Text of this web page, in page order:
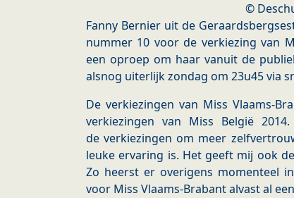
©
Fanny Bernier uit de
nummer 10 voor de verkiezing van
een oproep om haar vanuit de
alsnog uiterlijk zondag om 23u45 via
De verkiezingen van Miss Vlaams-
verkiezingen van Miss België
de verkiezingen om meer
leuke ervaring is. Het geeft mij ook
Zo heerst er overigens momenteel
voor Miss Vlaams-Brabant alvast al